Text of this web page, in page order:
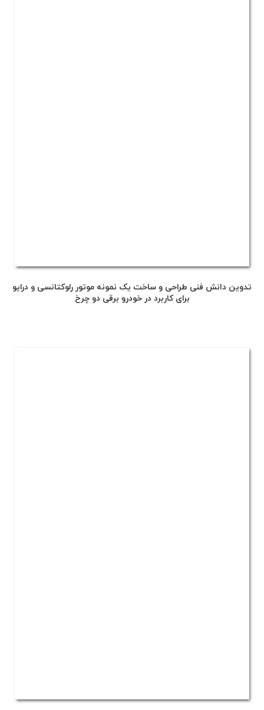
تدوین دانش فنی طراحی و ساخت یک نمونه موتور رلوکتانسی و درایو
برای کاربرد در خودرو برقی دو چرخ